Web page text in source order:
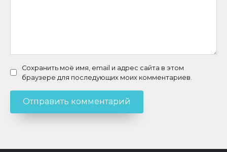
Сохранить моё имя, email и адрес сайта в этом
браузере для последующих моих комментариев.